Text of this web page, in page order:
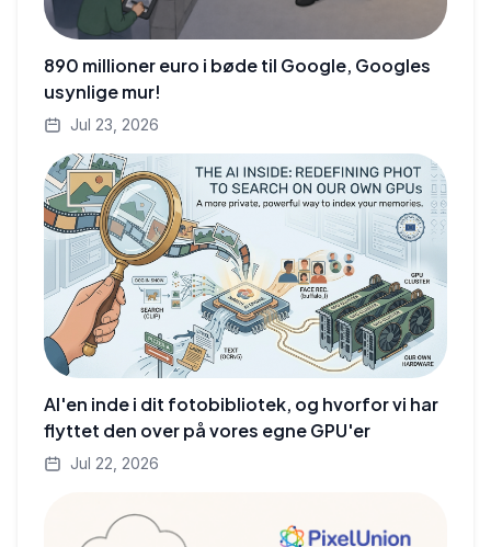
890 millioner euro i bøde til Google, Googles
usynlige mur!
Jul 23, 2026
AI'en inde i dit fotobibliotek, og hvorfor vi har
flyttet den over på vores egne GPU'er
Jul 22, 2026